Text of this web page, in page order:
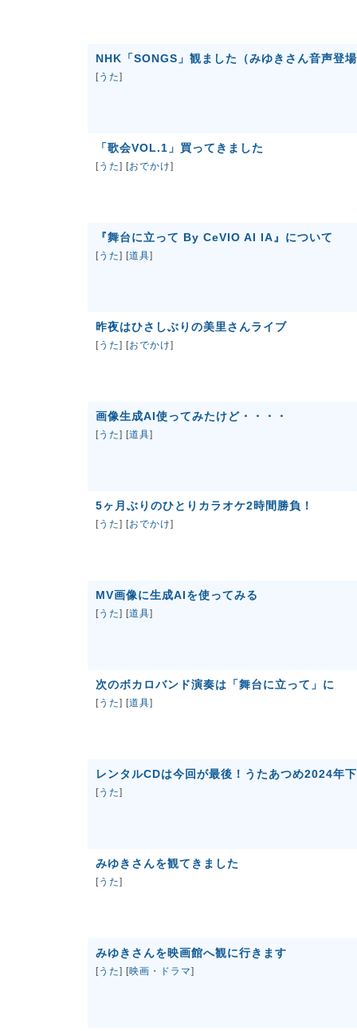
NHK「SONGS」観ました（みゆきさん音声登
[うた]
「歌会VOL.1」買ってきました
[うた] [おでかけ]
『舞台に立って By CeVIO AI IA』について
[うた] [道具]
昨夜はひさしぶりの美里さんライブ
[うた] [おでかけ]
画像生成AI使ってみたけど・・・・
[うた] [道具]
5ヶ月ぶりのひとりカラオケ2時間勝負！
[うた] [おでかけ]
MV画像に生成AIを使ってみる
[うた] [道具]
次のボカロバンド演奏は「舞台に立って」に
[うた] [道具]
レンタルCDは今回が最後！うたあつめ2024年
[うた]
みゆきさんを観てきました
[うた]
みゆきさんを映画館へ観に行きます
[うた] [映画・ドラマ]